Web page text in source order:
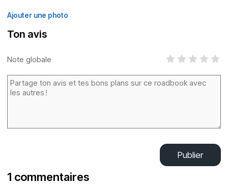
Ajouter une photo
Ton avis
Note globale
Publier
1 commentaires